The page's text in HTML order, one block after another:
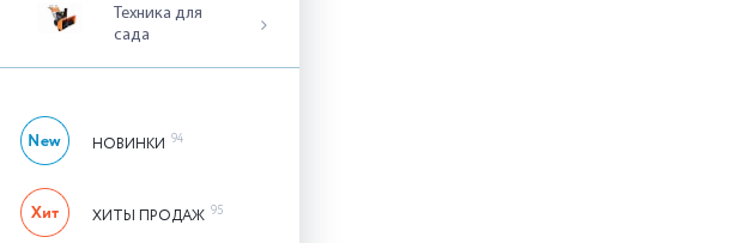
Техника для
сада
НОВИНКИ 94
ХИТЫ ПРОДАЖ 95